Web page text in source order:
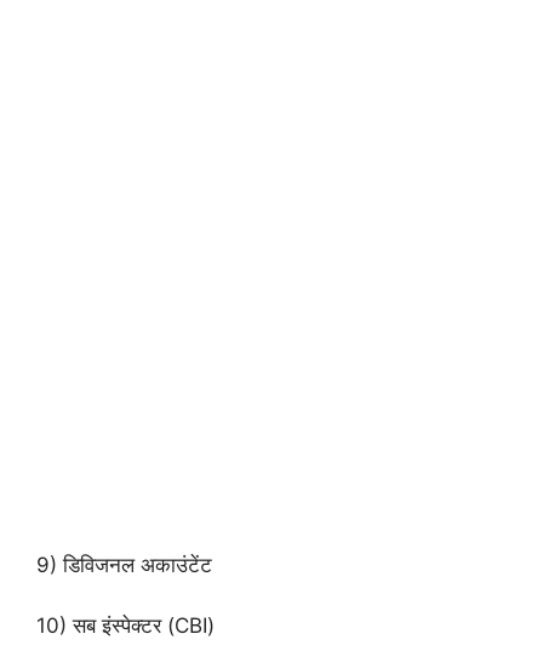
9) डिविजनल अकाउंटेंट
10) सब इंस्पेक्टर (CBI)